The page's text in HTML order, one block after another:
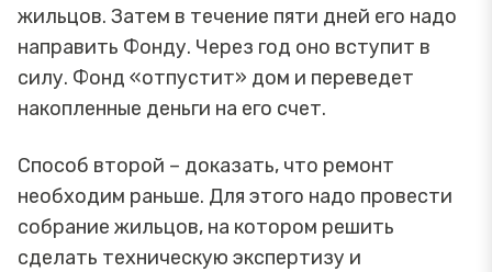
жильцов. Затем в течение пяти дней его надо
направить Фонду. Через год оно вступит в
силу. Фонд «отпустит» дом и переведет
накопленные деньги на его счет.
Способ второй – доказать, что ремонт
необходим раньше. Для этого надо провести
собрание жильцов, на котором решить
сделать техническую экспертизу и